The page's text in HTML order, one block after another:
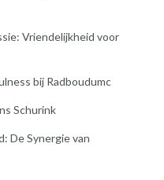
Vriendelijkheid voor
bij Radboudumc
Schurink
De Synergie van